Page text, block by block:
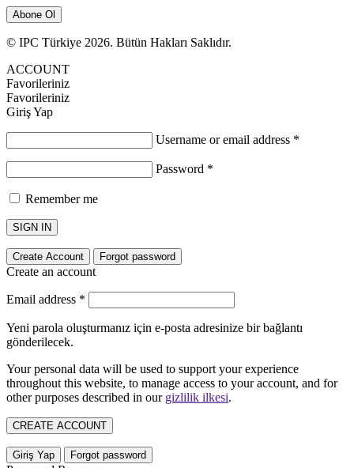
Abone Ol
© IPC Türkiye 2026. Bütün Hakları Saklıdır.
ACCOUNT
Favorileriniz
Favorileriniz
Giriş Yap
Username or email address *
Password *
Remember me
SIGN IN
Create Account Forgot password
Create an account
Email address *
Yeni parola oluşturmanız için e-posta adresinize bir bağlantı
gönderilecek.
Your personal data will be used to support your experience
throughout this website, to manage access to your account, and for
other purposes described in our gizlilik ilkesi.
CREATE ACCOUNT
Giriş Yap Forgot password